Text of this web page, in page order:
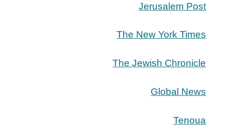
Jerusalem Post
The New York Times
The Jewish Chronicle
Global News
Tenoua